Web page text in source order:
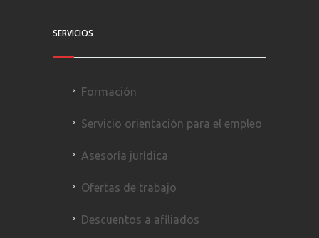
SERVICIOS
Formación
Servicio orientación para el empleo
Asesoría jurídica
Ofertas de trabajo
Descuentos a afiliados